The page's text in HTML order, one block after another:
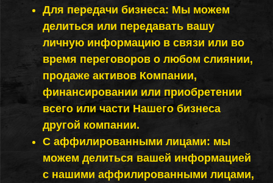
Для передачи бизнеса: Мы можем
делиться или передавать вашу
личную информацию в связи или во
время переговоров о любом слиянии,
продаже активов Компании,
финансировании или приобретении
всего или части Нашего бизнеса
другой компании.
С аффилированными лицами: мы
можем делиться вашей информацией
с нашими аффилированными лицами,